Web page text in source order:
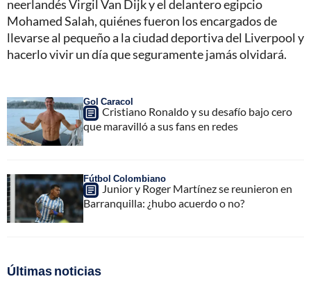
neerlandés Virgil Van Dijk y el delantero egipcio
Mohamed Salah, quiénes fueron los encargados de
llevarse al pequeño a la ciudad deportiva del Liverpool y
hacerlo vivir un día que seguramente jamás olvidará.
Gol Caracol
Cristiano Ronaldo y su desafío bajo cero
que maravilló a sus fans en redes
Fútbol Colombiano
Junior y Roger Martínez se reunieron en
Barranquilla: ¿hubo acuerdo o no?
Últimas noticias